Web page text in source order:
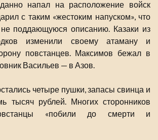
напал на расположение войск
с таким «жестоким напуском», что
поддающуюся описанию. Казаки из
изменили своему атаману и
повстанцев. Максимов бежал в
Васильев — в Азов.
четыре пушки, запасы свинца и
тысяч рублей. Многих сторонников
«побили до смерти и